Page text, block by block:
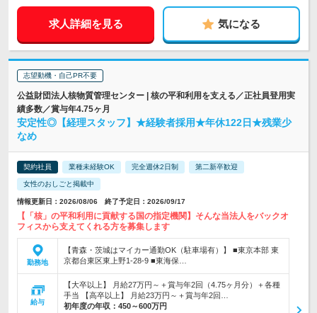
求人詳細を見る 気になる
志望動機・自己PR不要
公益財団法人核物質管理センター | 核の平和利用を支える／正社員登用実
績多数／賞与年4.75ヶ月
安定性◎【経理スタッフ】★経験者採用★年休122日★残業少
なめ
契約社員 業種未経験OK 完全週休2日制 第二新卒歓迎
女性のおしごと掲載中
情報更新日：2026/08/06 終了予定日：2026/09/17
【「核」の平和利用に貢献する国の指定機関】そんな当法人をバックオ
フィスから支えてくれる方を募集します
勤務地
【青森・茨城はマイカー通勤OK（駐車場有）】 ■東京本部 東
京都台東区東上野1-28-9 ■東海保…
給与
【大卒以上】 月給27万円～＋賞与年2回（4.75ヶ月分）＋各種
手当 【高卒以上】 月給23万円～＋賞与年2回…
初年度の年収： 450～600万円